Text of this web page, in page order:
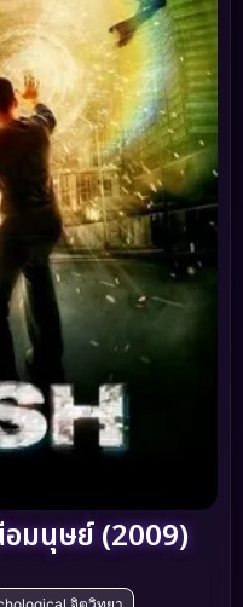
มนุษย์ (2009)